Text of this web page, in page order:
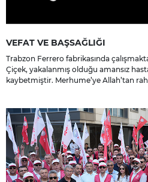
VEFAT VE BAŞSAĞLIĞI
Trabzon Ferrero fabrikasında
Çiçek, yakalanmış olduğu amansız
kaybetmiştir. Merhume’ye Allah’tan